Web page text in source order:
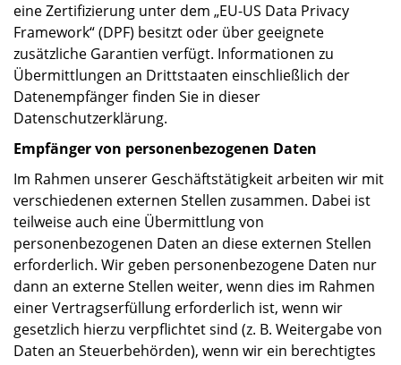
eine Zertifizierung unter dem „EU-US Data Privacy
Framework“ (DPF) besitzt oder über geeignete
zusätzliche Garantien verfügt. Informationen zu
Übermittlungen an Drittstaaten einschließlich der
Datenempfänger finden Sie in dieser
Datenschutzerklärung.
Empfänger von personenbezogenen Daten
Im Rahmen unserer Geschäftstätigkeit arbeiten wir mit
verschiedenen externen Stellen zusammen. Dabei ist
teilweise auch eine Übermittlung von
personenbezogenen Daten an diese externen Stellen
erforderlich. Wir geben personenbezogene Daten nur
dann an externe Stellen weiter, wenn dies im Rahmen
einer Vertragserfüllung erforderlich ist, wenn wir
gesetzlich hierzu verpflichtet sind (z. B. Weitergabe von
Daten an Steuerbehörden), wenn wir ein berechtigtes